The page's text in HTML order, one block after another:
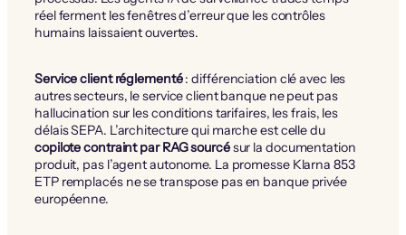
réel ferment les fenêtres d’erreur que les contrôles
humains laissaient ouvertes.
Service client réglementé: différenciation clé avec les
autres secteurs, le service client banque ne peut pas
hallucination sur les conditions tarifaires, les frais, les
délais SEPA. L’architecture qui marche est celle du
copilote contraint par RAG sourcésur la documentation
produit, pas l’agent autonome. La promesse Klarna 853
ETP remplacés ne se transpose pas en banque privée
européenne.